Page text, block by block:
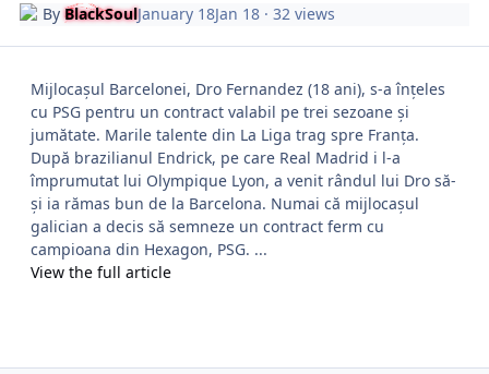
ByBlackSoulJanuary 18Jan 18 · 32 views
Mijlocașul Barcelonei, Dro Fernandez (18 ani), s-a înțeles
cu PSG pentru un contract valabil pe trei sezoane și
jumătate. Marile talente din La Liga trag spre Franța.
După brazilianul Endrick, pe care Real Madrid i l-a
împrumutat lui Olympique Lyon, a venit rândul lui Dro să-
și ia rămas bun de la Barcelona. Numai că mijlocașul
galician a decis să semneze un contract ferm cu
campioana din Hexagon, PSG. ...
View the full article